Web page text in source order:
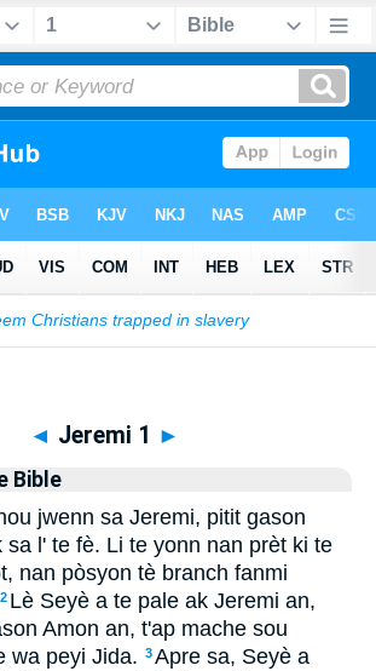
Biblia>Haitian Creole Bible> Jeremi 1
◄ Jeremi 1 ►
Bible
jwenn sa Jeremi, pitit gason
sa l' te fè. Li te yonn nan prèt ki te
nan pòsyon tè branch fanmi
2 Lè Seyè a te pale ak Jeremi an,
Amon an, t'ap mache sou
wa peyi Jida. 3Apre sa, Seyè a